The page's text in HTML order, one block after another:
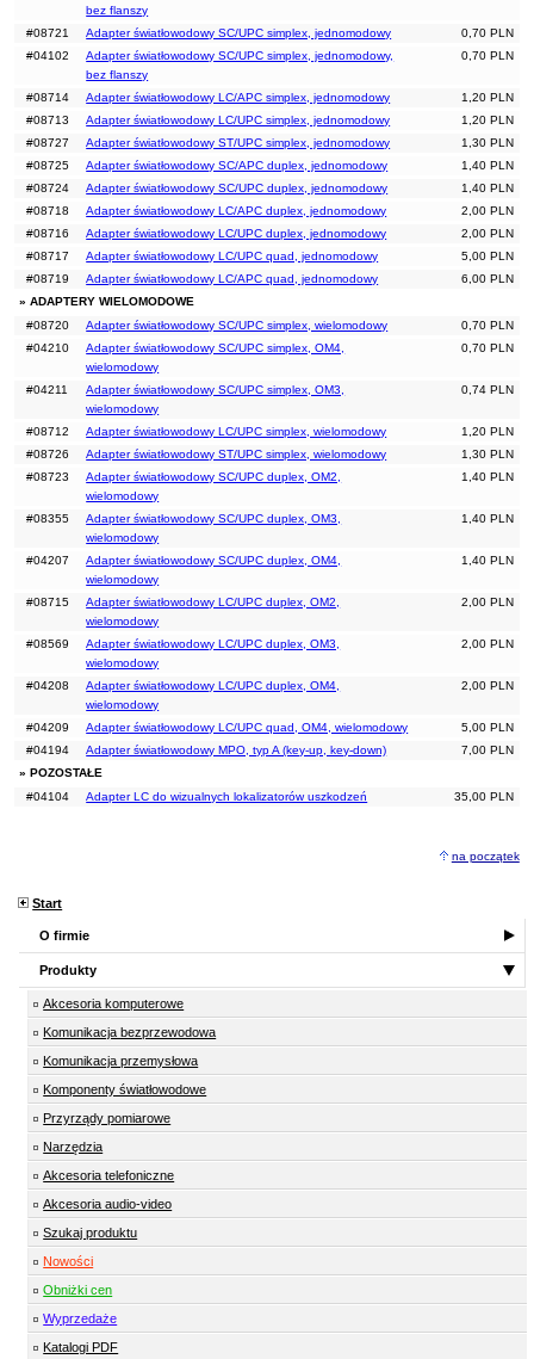
bez flanszy
0,70 PLN
#08721
Adapter światłowodowy SC/UPC simplex, jednomodowy
0,70 PLN
#04102
Adapter światłowodowy SC/UPC simplex, jednomodowy,
bez flanszy
1,20 PLN
#08714
Adapter światłowodowy LC/APC simplex, jednomodowy
1,20 PLN
#08713
Adapter światłowodowy LC/UPC simplex, jednomodowy
1,30 PLN
#08727
Adapter światłowodowy ST/UPC simplex, jednomodowy
1,40 PLN
#08725
Adapter światłowodowy SC/APC duplex, jednomodowy
1,40 PLN
#08724
Adapter światłowodowy SC/UPC duplex, jednomodowy
2,00 PLN
#08718
Adapter światłowodowy LC/APC duplex, jednomodowy
2,00 PLN
#08716
Adapter światłowodowy LC/UPC duplex, jednomodowy
5,00 PLN
#08717
Adapter światłowodowy LC/UPC quad, jednomodowy
6,00 PLN
#08719
Adapter światłowodowy LC/APC quad, jednomodowy
» ADAPTERY WIELOMODOWE
0,70 PLN
#08720
Adapter światłowodowy SC/UPC simplex, wielomodowy
0,70 PLN
#04210
Adapter światłowodowy SC/UPC simplex, OM4,
wielomodowy
0,74 PLN
#04211
Adapter światłowodowy SC/UPC simplex, OM3,
wielomodowy
1,20 PLN
#08712
Adapter światłowodowy LC/UPC simplex, wielomodowy
1,30 PLN
#08726
Adapter światłowodowy ST/UPC simplex, wielomodowy
1,40 PLN
#08723
Adapter światłowodowy SC/UPC duplex, OM2,
wielomodowy
1,40 PLN
#08355
Adapter światłowodowy SC/UPC duplex, OM3,
wielomodowy
1,40 PLN
#04207
Adapter światłowodowy SC/UPC duplex, OM4,
wielomodowy
2,00 PLN
#08715
Adapter światłowodowy LC/UPC duplex, OM2,
wielomodowy
2,00 PLN
#08569
Adapter światłowodowy LC/UPC duplex, OM3,
wielomodowy
2,00 PLN
#04208
Adapter światłowodowy LC/UPC duplex, OM4,
wielomodowy
5,00 PLN
#04209
Adapter światłowodowy LC/UPC quad, OM4, wielomodowy
7,00 PLN
#04194
Adapter światłowodowy MPO, typ A (key-up, key-down)
» POZOSTAŁE
35,00 PLN
#04104 Adapter LC do wizualnych lokalizatorów uszkodzeń
na początek
Start
O firmie
Produkty
Akcesoria komputerowe
Komunikacja bezprzewodowa
Komunikacja przemysłowa
Komponenty światłowodowe
Przyrządy pomiarowe
Narzędzia
Akcesoria telefoniczne
Akcesoria audio-video
Szukaj produktu
Nowości
Obniżki cen
Wyprzedaże
Katalogi PDF